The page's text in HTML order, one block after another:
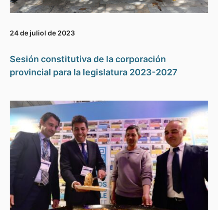
24 de juliol de 2023
Sesión constitutiva de la corporación
provincial para la legislatura 2023-2027